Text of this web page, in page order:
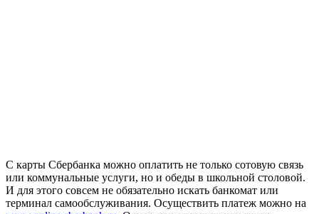
С карты Сбербанка можно оплатить не только сотовую связь
или коммунальные услуги, но и обеды в школьной столовой.
И для этого совсем не обязательно искать банкомат или
терминал самообслуживания. Осуществить платеж можно на